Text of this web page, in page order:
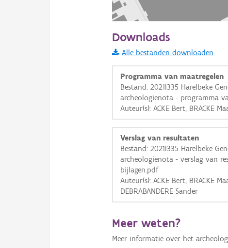
Informatie Vlaanderen
i
+ −
Basis Lagen
OSM-Basiskaart
GRB-Basiskaart
GRB-Basiskaart in
Downloads
Alle bestanden downloaden
Programma van maatregelen
Bestand: 2021I335 Harelbeke
archeologienota - programma
Auteur(s): ACKE Bert, BRACKE
Verslag van resultaten
Bestand: 2021I335 Harelbeke
archeologienota - verslag van
bijlagen.pdf
Auteur(s): ACKE Bert, BRACKE
DEBRABANDERE Sander
Meer weten?
Meer informatie over het